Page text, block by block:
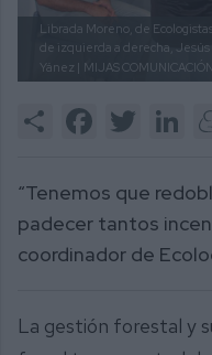
Librada Moreno, de
de izquierda a derecha,
Yánez | MIJAS COMUNICACIÓN.
Share FacebookTwitter
“Tenemos que
padecer tantos
coordinador de
La gestión forestal y